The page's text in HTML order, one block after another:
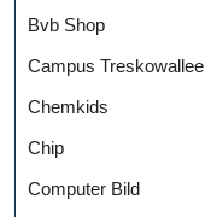
Bvb Shop
Campus Treskowallee
Chemkids
Chip
Computer Bild